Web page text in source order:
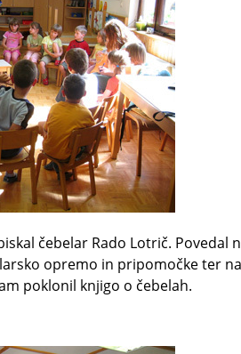
čebelar Rado Lotrič. Povedal
opremo in pripomočke ter
poklonil knjigo o čebelah.